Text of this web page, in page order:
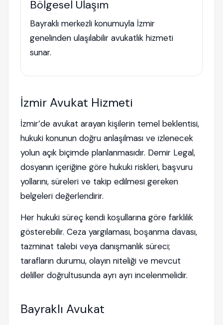
Bölgesel Ulaşım
Bayraklı merkezli konumuyla İzmir
genelinden ulaşılabilir avukatlık hizmeti
sunar.
İzmir Avukat Hizmeti
İzmir’de avukat arayan kişilerin temel beklentisi,
hukuki konunun doğru anlaşılması ve izlenecek
yolun açık biçimde planlanmasıdır. Demir Legal,
dosyanın içeriğine göre hukuki riskleri, başvuru
yollarını, süreleri ve takip edilmesi gereken
belgeleri değerlendirir.
Her hukuki süreç kendi koşullarına göre farklılık
gösterebilir. Ceza yargılaması, boşanma davası,
tazminat talebi veya danışmanlık süreci;
tarafların durumu, olayın niteliği ve mevcut
deliller doğrultusunda ayrı ayrı incelenmelidir.
Bayraklı Avukat